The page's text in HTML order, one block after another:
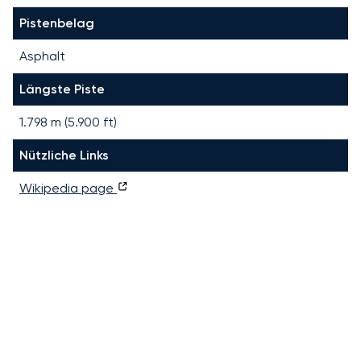
Pistenbelag
Asphalt
Längste Piste
1.798 m (5.900 ft)
Nützliche Links
Wikipedia page